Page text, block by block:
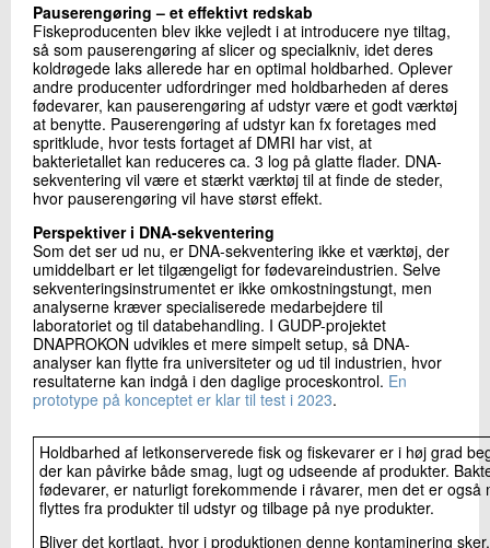
Pauserengøring – et effektivt redskab
Fiskeproducenten blev ikke vejledt i at introducere nye tiltag,
så som pauserengøring af slicer og specialkniv, idet deres
koldrøgede laks allerede har en optimal holdbarhed. Oplever
andre producenter udfordringer med holdbarheden af deres
fødevarer, kan pauserengøring af udstyr være et godt værktøj
at benytte. Pauserengøring af udstyr kan fx foretages med
spritklude, hvor tests fortaget af DMRI har vist, at
bakterietallet kan reduceres ca. 3 log på glatte flader. DNA-
sekventering vil være et stærkt værktøj til at finde de steder,
hvor pauserengøring vil have størst effekt.
Perspektiver i DNA-sekventering
Som det ser ud nu, er DNA-sekventering ikke et værktøj, der
umiddelbart er let tilgængeligt for fødevareindustrien. Selve
sekventeringsinstrumentet er ikke omkostningstungt, men
analyserne kræver specialiserede medarbejdere til
laboratoriet og til databehandling. I GUDP-projektet
DNAPROKON udvikles et mere simpelt setup, så DNA-
analyser kan flytte fra universiteter og ud til industrien, hvor
resultaterne kan indgå i den daglige proceskontrol. En
prototype på konceptet er klar til test i 2023.
Holdbarhed af letkonserverede fisk og fiskevarer er i høj grad
der kan påvirke både smag, lugt og udseende af produkter.
fødevarer, er naturligt forekommende i råvarer, men det er også
flyttes fra produkter til udstyr og tilbage på nye produkter.
Bliver det kortlagt, hvor i produktionen denne kontaminering